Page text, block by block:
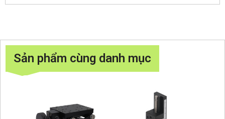
Sản phẩm cùng danh mục